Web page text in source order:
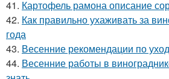
41. Картофель рамона описание
42. Как правильно ухаживать за
года
43. Весенние рекомендации по
44. Весенние работы в